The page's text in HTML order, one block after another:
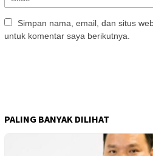
Simpan nama, email, dan situs
untuk komentar saya berikutnya.
PALING BANYAK DILIHAT